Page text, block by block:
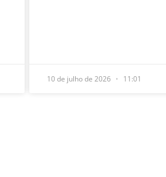
10 de julho de 2026 11:01